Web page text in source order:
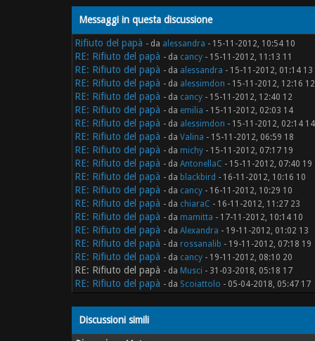
Messaggi in questa discussione
Rifiuto del papà - da alessandra - 15-11-2012, 10:54 10
RE: Rifiuto del papà - da cancy - 15-11-2012, 11:13 11
RE: Rifiuto del papà - da alessandra - 15-11-2012, 01:14 13
RE: Rifiuto del papà - da alessimdon - 15-11-2012, 12:16 12
RE: Rifiuto del papà - da cancy - 15-11-2012, 12:40 12
RE: Rifiuto del papà - da emilia - 15-11-2012, 02:03 14
RE: Rifiuto del papà - da alessimdon - 15-11-2012, 02:14 14
RE: Rifiuto del papà - da Valina - 15-11-2012, 06:59 18
RE: Rifiuto del papà - da michy - 15-11-2012, 07:17 19
RE: Rifiuto del papà - da AntonellaC - 15-11-2012, 07:40 19
RE: Rifiuto del papà - da blackbird - 16-11-2012, 10:16 10
RE: Rifiuto del papà - da cancy - 16-11-2012, 10:29 10
RE: Rifiuto del papà - da chiaraC - 16-11-2012, 11:27 23
RE: Rifiuto del papà - da mamitta - 17-11-2012, 10:14 10
RE: Rifiuto del papà - da Alexandra - 19-11-2012, 01:02 13
RE: Rifiuto del papà - da rossanalib - 19-11-2012, 07:18 19
RE: Rifiuto del papà - da cancy - 19-11-2012, 08:10 20
RE: Rifiuto del papà - da Musci - 31-03-2018, 05:18 17
RE: Rifiuto del papà - da Scoiattolo - 05-04-2018, 05:47 17
Discussioni simili